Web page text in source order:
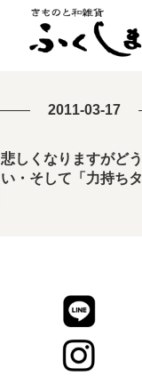
2011-03-17
悲しくなりますがど
い・そして「力持ち